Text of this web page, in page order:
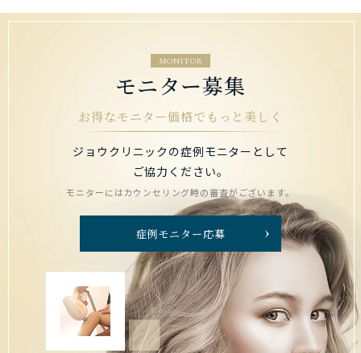
MONITOR
モニター募集
お得なモニター価格でもっと美しく
ジョウクリニックの症例モニターとして
ご協力ください。
モニターにはカウンセリング時の審査がございます。
症例モニター応募